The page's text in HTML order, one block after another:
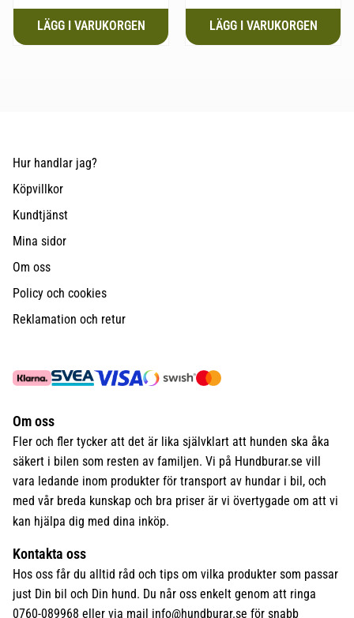
Hur handlar jag?
Köpvillkor
Kundtjänst
Mina sidor
Om oss
Policy och cookies
Reklamation och retur
Om oss
Fler och fler tycker att det är lika självklart att hunden ska åka
säkert i bilen som resten av familjen. Vi på Hundburar.se vill
vara ledande inom produkter för transport av hundar i bil, och
med vår breda kunskap och bra priser är vi övertygade om att vi
kan hjälpa dig med dina inköp.
Kontakta oss
Hos oss får du alltid råd och tips om vilka produkter som passar
just Din bil och Din hund. Du når oss enkelt genom att ringa
0760-089968 eller via mail info@hundburar.se för snabb